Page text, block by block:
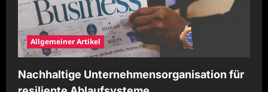
Allgemeiner Artikel
Nachhaltige Unternehmensorganisation für